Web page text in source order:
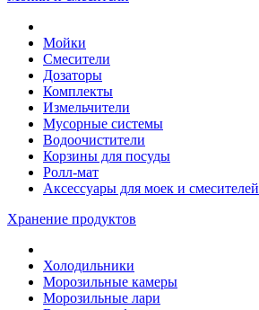
Мойки
Смесители
Дозаторы
Комплекты
Измельчители
Мусорные системы
Водоочистители
Корзины для посуды
Ролл-мат
Аксессуары для моек и смесителей
Хранение продуктов
Холодильники
Морозильные камеры
Морозильные лари